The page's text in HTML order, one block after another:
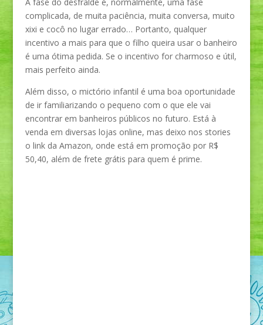
complicada, de muita paciência, muita conversa, muito
xixi e cocô no lugar errado… Portanto, qualquer
incentivo a mais para que o filho queira usar o banheiro
é uma ótima pedida. Se o incentivo for charmoso e útil,
mais perfeito ainda.
Além disso, o mictório infantil é uma boa oportunidade
de ir familiarizando o pequeno com o que ele vai
encontrar em banheiros públicos no futuro. Está à
venda em diversas lojas online, mas deixo nos stories
o link da Amazon, onde está em promoção por R$
50,40, além de frete grátis para quem é prime.